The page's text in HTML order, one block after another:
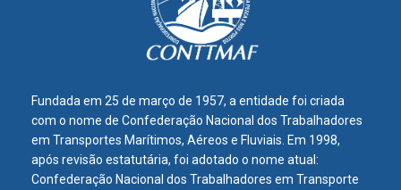
Fundada em 25 de março de 1957, a entidade foi criada
com o nome de Confederação Nacional dos Trabalhadores
em Transportes Marítimos, Aéreos e Fluviais. Em 1998,
após revisão estatutária, foi adotado o nome atual:
Confederação Nacional dos Trabalhadores em Transporte